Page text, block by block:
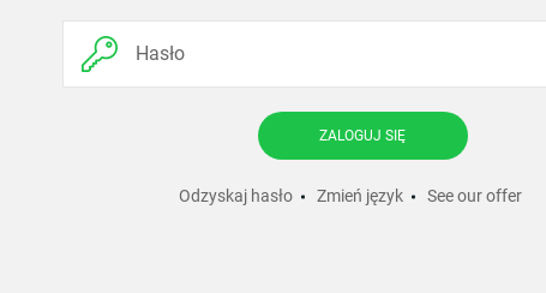
ZALOGUJ SIĘ
Odzyskaj hasło Zmień język See our offer